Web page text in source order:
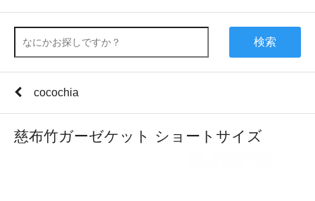
検索
cocochia
慈布竹ガーゼケット ショートサイズ